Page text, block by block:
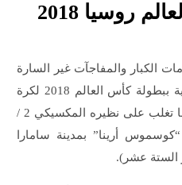
روسيا 2018
الكبار والمفاجآت غير السارة
وتأهل عن جدارة إلى دور الثمانية ببطولة كأس العالم 2018 لكرة
القدم المقامة حاليا بروسيا بعدما تغلب على نظيره المكسيكي 2 /
أرينا” بمدينة سامارا
الستة عشر).